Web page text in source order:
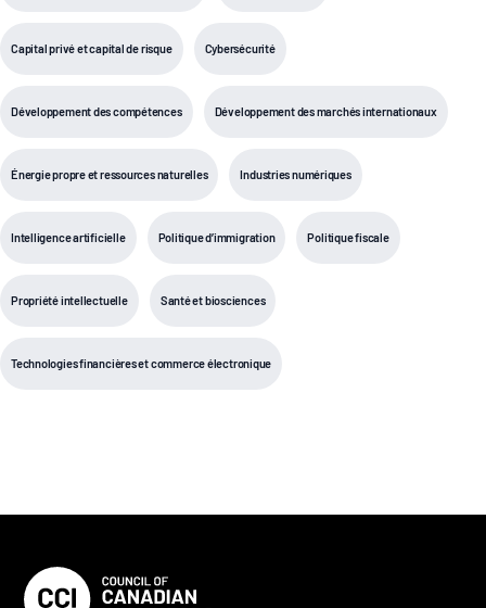
Capital privé et capital de risque Cybersécurité
Développement des compétences Développement des marchés internationaux
Énergie propre et ressources naturelles Industries numériques
Intelligence artificielle Politique d’immigration Politique fiscale
Propriété intellectuelle Santé et biosciences
Technologies financières et commerce électronique